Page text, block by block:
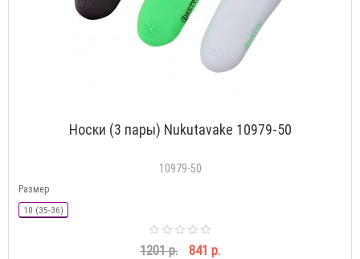
Носки (3 пары) Nukutavake 10979-50
10979-50
Размер
10 (35-36)
1201 р. 841 р.